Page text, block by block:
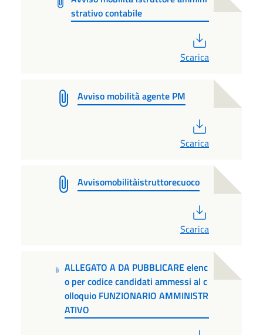
strativo contabile
Scarica
Avviso mobilità agente PM
Scarica
Avvisomobilitàistruttorecuoco
Scarica
ALLEGATO A DA PUBBLICARE elenc
o per codice candidati ammessi al c
olloquio FUNZIONARIO AMMINISTR
ATIVO